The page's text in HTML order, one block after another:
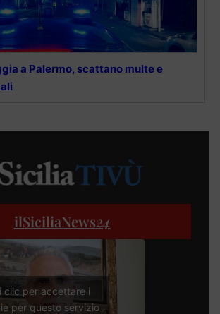
a Palermo, scattano multe e
ilSiciliaNews24
clic per accettare i
per questo servizio